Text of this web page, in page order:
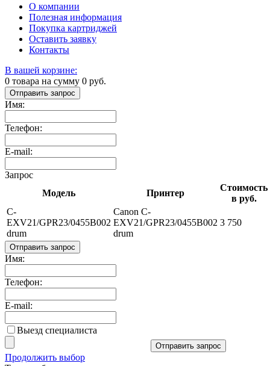
О компании
Полезная информация
Покупка картриджей
Оставить заявку
Контакты
В вашей корзине:
0 товара на сумму 0 руб.
Отправить запрос
Имя:
Телефон:
E-mail:
Запрос
Модель
Принтер
Стоимость
в руб.
C-
EXV21/GPR23/0455B002
drum
Canon C-
EXV21/GPR23/0455B002
drum
3 750
Отправить запрос
Имя:
Телефон:
E-mail:
Выезд специалиста
Отправить запрос
Продолжить выбор